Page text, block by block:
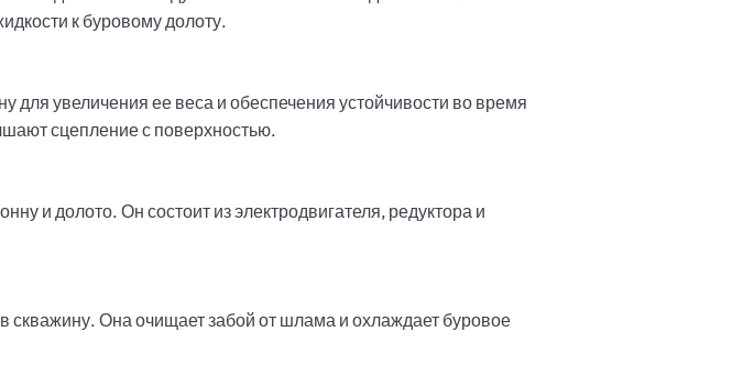
к буровому долоту.
увеличения ее веса и обеспечения устойчивости во время
сцепление с поверхностью.
и долото. Он состоит из электродвигателя, редуктора и
Она очищает забой от шлама и охлаждает буровое